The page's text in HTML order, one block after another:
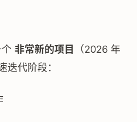
非常新的项目
（2026 年
迭代阶段：